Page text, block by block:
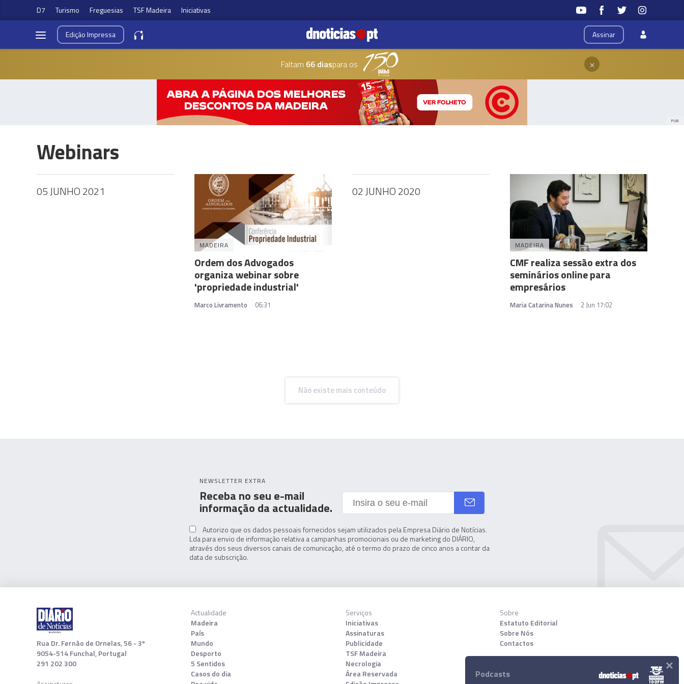
D7 Turismo Freguesias TSF Madeira Iniciativas
Assinar
EdiçãoImpressa
Faltam 66 diaspara os ×
PUB
Webinars
05 JUNHO 2021
MADEIRA
Ordem dos Advogados
organiza webinar sobre
'propriedade industrial'
Marco Livramento 06:31
02 JUNHO 2020
MADEIRA
CMF realiza sessão extra dos
seminários online para
empresários
Maria Catarina Nunes 2 Jun 17:02
Não existe mais conteúdo
NEWSLETTER EXTRA
Receba no seu e-mail
informação da actualidade.
Autorizo que os dados pessoais fornecidos sejam utilizados pela Empresa Diário de Notícias.
Lda para envio de informação relativa a campanhas promocionais ou de marketing do DIÁRIO,
através dos seus diversos canais de comunicação, até o termo do prazo de cinco anos a contar da
data de subscrição.
Rua Dr. Fernão de Ornelas, 56 - 3º
9054-514 Funchal, Portugal
291 202 300
Actualidade
Madeira
País
Mundo
Desporto
5 Sentidos
Casos do dia
Serviços
Iniciativas
Assinaturas
Publicidade
TSF Madeira
Necrologia
Área Reservada
Sobre
Estatuto Editorial
Sobre Nós
Contactos
Podcasts ×